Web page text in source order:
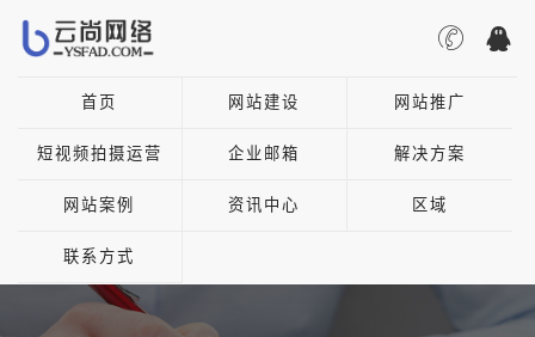
首页 网站建设 网站推广
短视频拍摄运营 企业邮箱 解决方案
网站案例 资讯中心 区域
联系方式